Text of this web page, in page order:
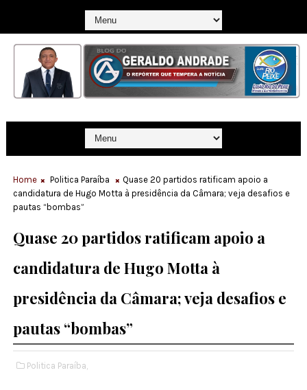
Home Politica Paraíba
Quase 20 partidos ratificam apoio a
candidatura de Hugo Motta à presidência da Câmara; veja desafios e
pautas “bombas”
Quase 20 partidos ratificam apoio a
candidatura de Hugo Motta à
presidência da Câmara; veja desafios e
pautas “bombas”
Politica Paraíba,